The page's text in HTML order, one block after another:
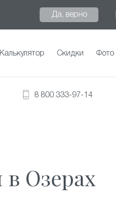
Да, верно
Калькулятор Скидки Фото
8 800 333-97-14
Озерах